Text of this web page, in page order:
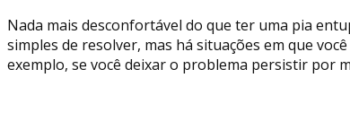
Nada mais desconfortável do que ter uma pia
simples de resolver, mas há situações em que
exemplo, se você deixar o problema persistir por